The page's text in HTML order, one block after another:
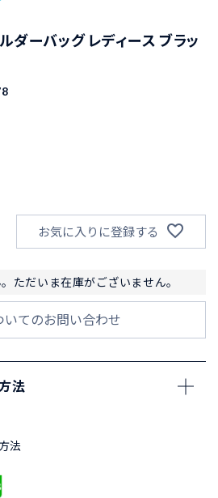
ダーバッグ レディース ブラッ
お気に入りに登録する
ただいま在庫がございません。
いてのお問い合わせ
法
法